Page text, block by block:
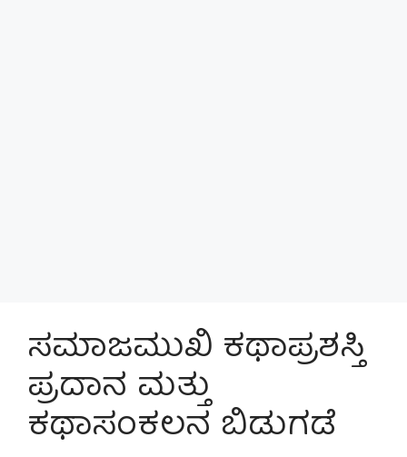
ಸಮಾಜಮುಖಿ ಕಥಾಪ್ರಶಸ್ತಿ
ಪ್ರದಾನ ಮತ್ತು
ಕಥಾಸಂಕಲನ ಬಿಡುಗಡೆ